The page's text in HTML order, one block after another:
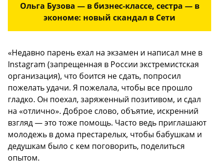
Ольга Бузова — в бизнес-классе, сестра — в
экономе: новый скандал в Сети
«Недавно парень ехал на экзамен и написал мне в
Instagram (запрещенная в России экстремистская
организация), что боится не сдать, попросил
пожелать удачи. Я пожелала, чтобы все прошло
гладко. Он поехал, заряженный позитивом, и сдал
на «отлично». Доброе слово, объятие, искренний
взгляд — это тоже помощь. Часто ведь приглашают
молодежь в дома престарелых, чтобы бабушкам и
дедушкам было с кем поговорить, поделиться
опытом.